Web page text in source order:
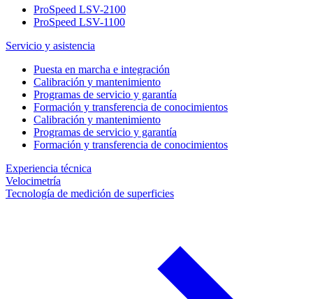
ProSpeed LSV-2100
ProSpeed LSV-1100
Servicio y asistencia
Puesta en marcha e integración
Calibración y mantenimiento
Programas de servicio y garantía
Formación y transferencia de conocimientos
Calibración y mantenimiento
Programas de servicio y garantía
Formación y transferencia de conocimientos
Experiencia técnica
Velocimetría
Tecnología de medición de superficies